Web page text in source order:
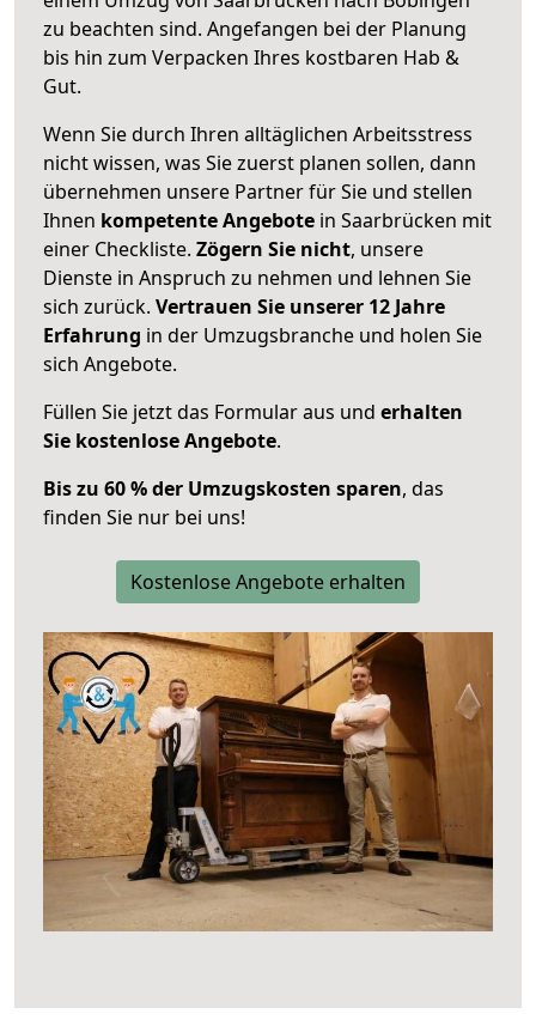
zu beachten sind. Angefangen bei der Planung
bis hin zum Verpacken Ihres kostbaren Hab &
Gut.
Wenn Sie durch Ihren alltäglichen Arbeitsstress
nicht wissen, was Sie zuerst planen sollen, dann
übernehmen unsere Partner für Sie und stellen
Ihnen kompetente Angebote in Saarbrücken mit
einer Checkliste. Zögern Sie nicht, unsere
Dienste in Anspruch zu nehmen und lehnen Sie
sich zurück. Vertrauen Sie unserer 12 Jahre
Erfahrung in der Umzugsbranche und holen Sie
sich Angebote.
Füllen Sie jetzt das Formular aus und erhalten
Sie kostenlose Angebote.
Bis zu 60 % der Umzugskosten sparen, das
finden Sie nur bei uns!
Kostenlose Angebote erhalten